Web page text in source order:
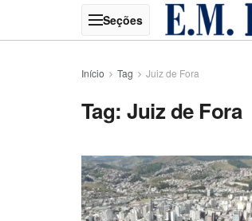
Início Tag Juiz de Fora
Tag:Juiz de Fora